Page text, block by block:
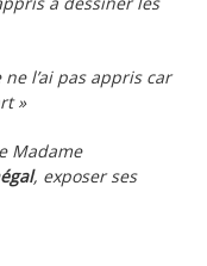
l’ai pas appris car
»
Madame
, exposer ses